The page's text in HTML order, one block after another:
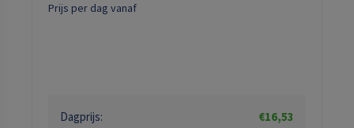
Prijs per dag vanaf
Dagprijs:
€16,53